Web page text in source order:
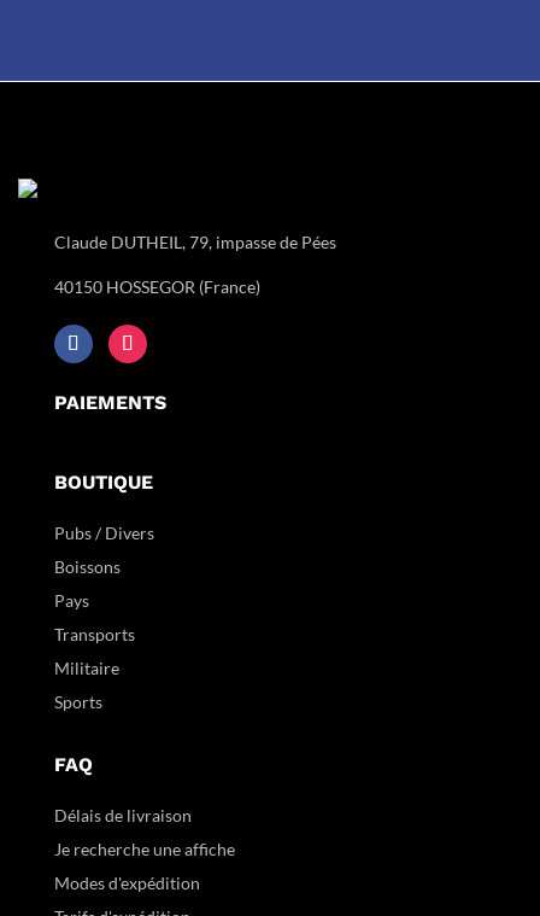
Claude DUTHEIL, 79, impasse de Pées
40150 HOSSEGOR (France)
PAIEMENTS
BOUTIQUE
Pubs / Divers
Boissons
Pays
Transports
Militaire
Sports
FAQ
Délais de livraison
Je recherche une affiche
Modes d'expédition